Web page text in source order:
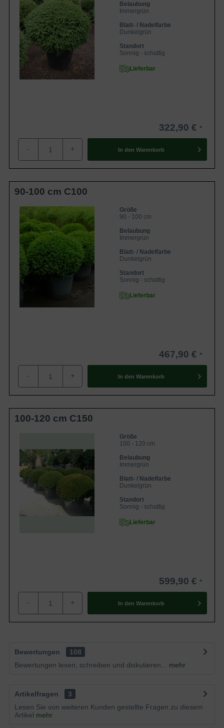
Belaubung
Immergrün
Blatt- / Nadelfarbe
Dunkelgrün
Standort
Sonnig - schattig
Lieferbar
322,90 €
- + In den Warenkorb
90-100 cm C100
Größe
90 - 100 cm
Belaubung
Immergrün
Blatt- / Nadelfarbe
Dunkelgrün
Standort
Sonnig - schattig
Lieferbar
467,90 €
- + In den Warenkorb
100-120 cm C150
Größe
100 - 120 cm
Belaubung
Immergrün
Blatt- / Nadelfarbe
Dunkelgrün
Standort
Sonnig - schattig
Lieferbar
599,90 €
- + In den Warenkorb
Bewertungen
108
Bewertungen lesen, schreiben und diskutieren...
mehr
Artikelfragen
3
Lesen Sie von weiteren Kunden gestellte Fragen zu diesem
Artikel mehr